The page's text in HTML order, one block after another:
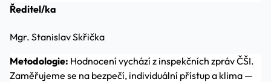
Ředitel/ka
Mgr. Stanislav Skřička
Metodologie: Hodnocení vychází z inspekčních zpráv ČŠI.
Zaměřujeme se na bezpečí, individuální přístup a klima —